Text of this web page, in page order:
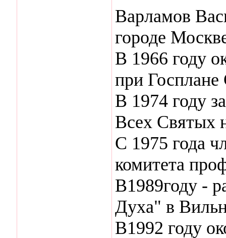
Варламов
городе
В 1966 году
при
В 1974 году
Всех Святых
С 1975 года
комитета
В1989году -
Духа" в
В1992 году